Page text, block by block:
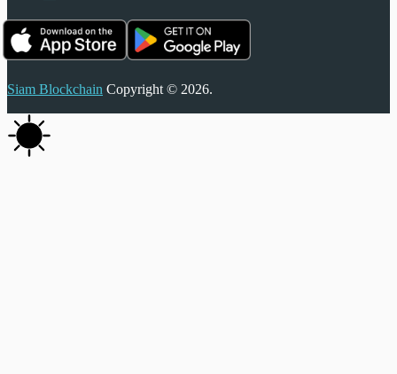
Siam Blockchain Copyright © 2026.